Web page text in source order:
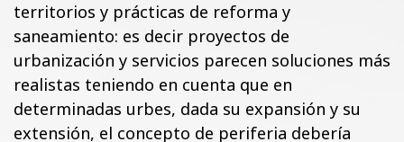
territorios y prácticas de reforma y
saneamiento: es decir proyectos de
urbanización y servicios parecen soluciones más
realistas teniendo en cuenta que en
determinadas urbes, dada su expansión y su
extensión, el concepto de periferia debería